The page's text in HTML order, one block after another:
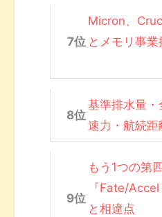
Micron、
とメモリ事業
基準排水量・
速力・航続
もう1つの第
『Fate/
と相違点